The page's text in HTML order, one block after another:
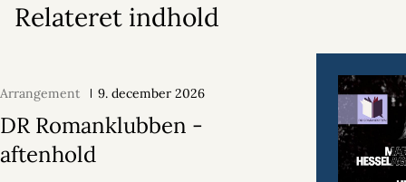
Relateret indhold
Arrangement 9. december 2026
DR Romanklubben -
aftenhold